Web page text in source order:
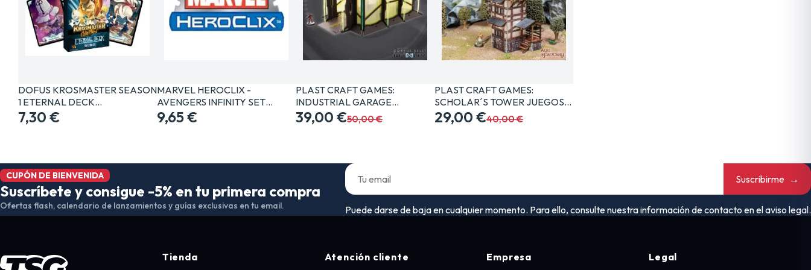
DOFUS KROSMASTER SEASON
1 ETERNAL DECK…
7,30 €
MARVEL HEROCLIX -
AVENGERS INFINITY SET…
9,65 €
PLAST CRAFT GAMES:
INDUSTRIAL GARAGE
JUEGOS…
39,00 €50,00 €
PLAST CRAFT GAMES:
SCHOLAR´S TOWER JUEGOS…
29,00 €40,00 €
CUPÓN DE BIENVENIDA
Suscríbete y consigue -5% en tu primera compra
Ofertas flash, calendario de lanzamientos y guías exclusivas en tu email.
Suscribirme →
Puede darse de baja en cualquier momento. Para ello, consulte nuestra información de contacto en el aviso legal.
Tienda Atención cliente Empresa Legal